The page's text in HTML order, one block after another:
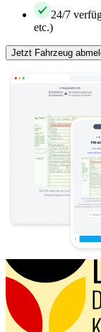
24/7
etc.)
Jetzt Fahrzeug